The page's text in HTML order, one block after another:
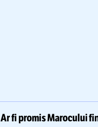
Ar fi promis Marocului